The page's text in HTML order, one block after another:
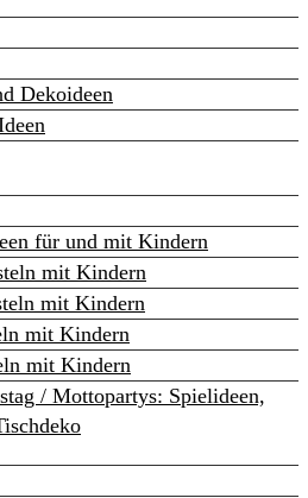
Dekoideen
für und mit Kindern
mit Kindern
mit Kindern
mit Kindern
mit Kindern
/ Mottopartys: Spielideen,